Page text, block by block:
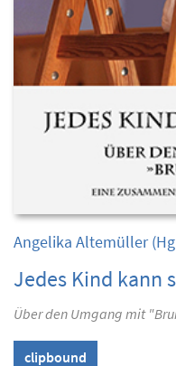
Angelika Altemüller
Jedes Kind kann
Über den Umgang mit
clipbound